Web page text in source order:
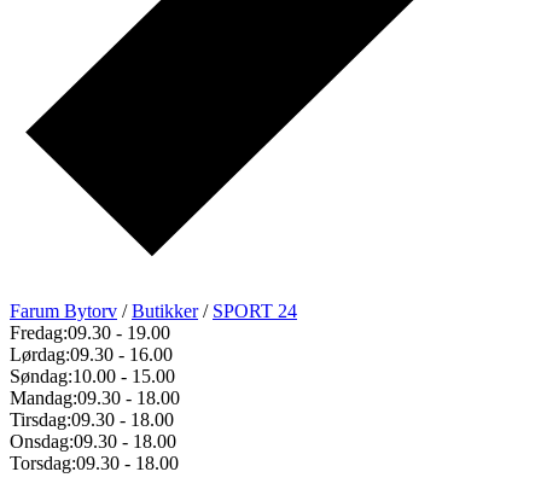
Farum Bytorv /Butikker/ SPORT 24
Fredag:09.30 - 19.00
Lørdag:09.30 - 16.00
Søndag:10.00 - 15.00
Mandag:09.30 - 18.00
Tirsdag:09.30 - 18.00
Onsdag:09.30 - 18.00
Torsdag:09.30 - 18.00